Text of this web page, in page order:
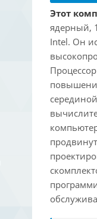
Этот
ядерный,
Intel. Он